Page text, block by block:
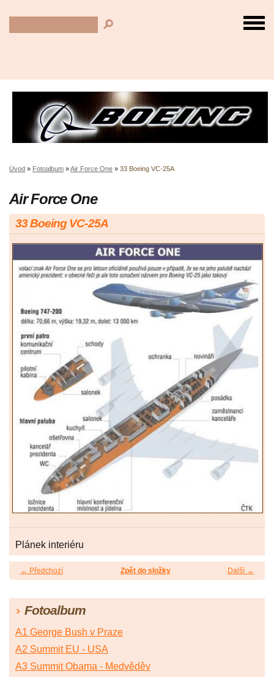
Úvod » Fotoalbum »Air Force One » 33 Boeing VC-25A
Air Force One
33 Boeing VC-25A
Plánek interiéru
← Předchozí Další →
Zpět do složky
Fotoalbum
A1 George Bush v Praze
A2 Summit EU - USA
A3 Summit Obama - Medvěděv